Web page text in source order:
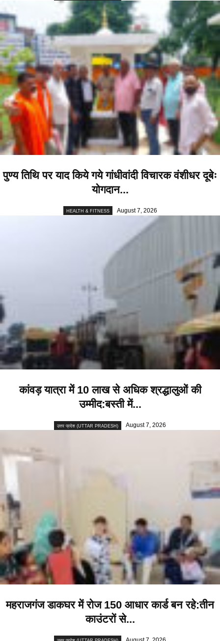
पुण्य तिथि पर याद किये गये गांधीवांदी विचारक वंशीधर दूबेः
योगदान...
HEALTH & FITNESS August 7, 2026
कांवड़ यात्रा में 10 लाख से अधिक श्रद्धालुओं की
उम्मीद:बस्ती में...
उत्तर प्रदेश (UTTAR PRADESH) August 7, 2026
महराजगंज डाकघर में रोज 150 आधार कार्ड बन रहे:तीन
काउंटरों से...